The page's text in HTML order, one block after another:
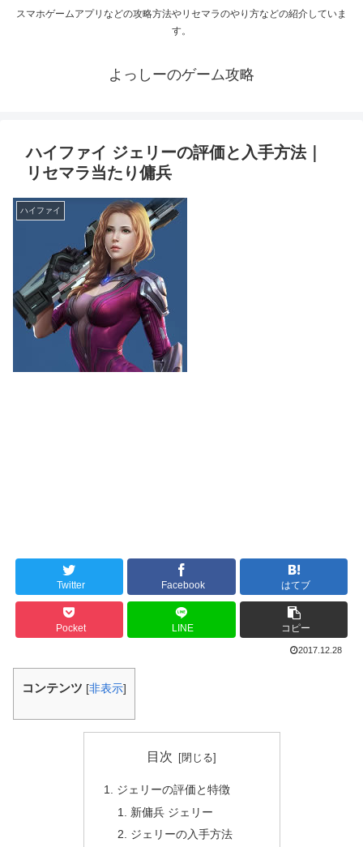
スマホゲームアプリなどの攻略方法やリセマラのやり方などの紹介していま
す。
よっしーのゲーム攻略
ハイファイ ジェリーの評価と入手方法｜
リセマラ当たり傭兵
ハイファイ
Twitter Facebook はてブ
Pocket LINE コピー
2017.12.28
コンテンツ [非表示]
目次
ジェリーの評価と特徴
新傭兵 ジェリー
ジェリーの入手方法